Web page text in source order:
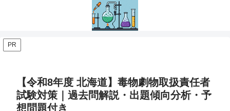
PR
【令和8年度 北海道】毒物劇物取扱責任者
試験対策｜過去問解説・出題傾向分析・予
想問題付き